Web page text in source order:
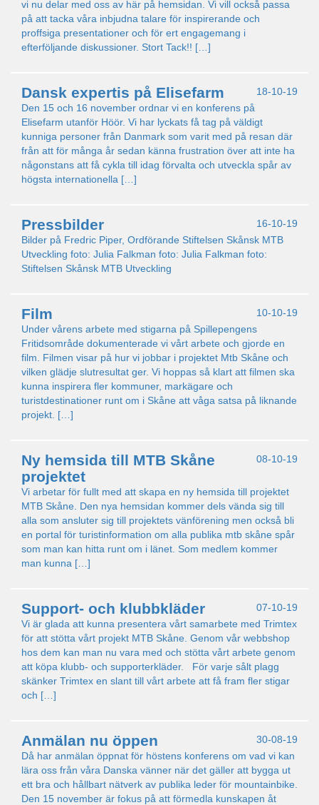
vi nu delar med oss av här på hemsidan. Vi vill också passa
på att tacka våra inbjudna talare för inspirerande och
proffsiga presentationer och för ert engagemang i
efterföljande diskussioner. Stort Tack!! […]
18-10-19
Dansk expertis på Elisefarm
Den 15 och 16 november ordnar vi en konferens på
Elisefarm utanför Höör. Vi har lyckats få tag på väldigt
kunniga personer från Danmark som varit med på resan där
från att för många år sedan känna frustration över att inte ha
någonstans att få cykla till idag förvalta och utveckla spår av
högsta internationella […]
16-10-19
Pressbilder
Bilder på Fredric Piper, Ordförande Stiftelsen Skånsk MTB
Utveckling foto: Julia Falkman foto: Julia Falkman foto:
Stiftelsen Skånsk MTB Utveckling
10-10-19
Film
Under vårens arbete med stigarna på Spillepengens
Fritidsområde dokumenterade vi vårt arbete och gjorde en
film. Filmen visar på hur vi jobbar i projektet Mtb Skåne och
vilken glädje slutresultat ger. Vi hoppas så klart att filmen ska
kunna inspirera fler kommuner, markägare och
turistdestinationer runt om i Skåne att våga satsa på liknande
projekt. […]
08-10-19
Ny hemsida till MTB Skåne
projektet
Vi arbetar för fullt med att skapa en ny hemsida till projektet
MTB Skåne. Den nya hemsidan kommer dels vända sig till
alla som ansluter sig till projektets vänförening men också bli
en portal för turistinformation om alla publika mtb skåne spår
som man kan hitta runt om i länet. Som medlem kommer
man kunna […]
07-10-19
Support- och klubbkläder
Vi är glada att kunna presentera vårt samarbete med Trimtex
för att stötta vårt projekt MTB Skåne. Genom vår webbshop
hos dem kan man nu vara med och stötta vårt arbete genom
att köpa klubb- och supporterkläder. För varje sålt plagg
skänker Trimtex en slant till vårt arbete att få fram fler stigar
och […]
30-08-19
Anmälan nu öppen
Då har anmälan öppnat för höstens konferens om vad vi kan
lära oss från våra Danska vänner när det gäller att bygga ut
ett bra och hållbart nätverk av publika leder för mountainbike.
Den 15 november är fokus på att förmedla kunskapen åt